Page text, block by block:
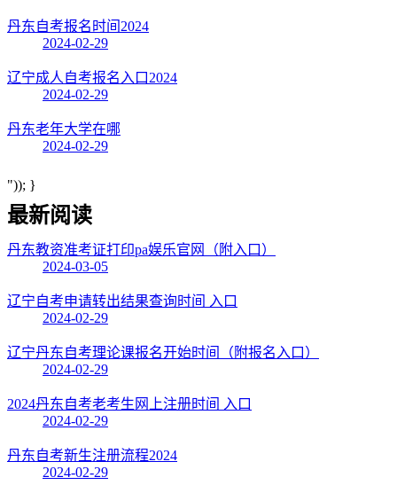
丹东自考报名时间2024
2024-02-29
辽宁成人自考报名入口2024
2024-02-29
丹东老年大学在哪
2024-02-29
")); }
最新阅读
丹东教资准考证打印pa娱乐官网（附入口）
2024-03-05
辽宁自考申请转出结果查询时间 入口
2024-02-29
辽宁丹东自考理论课报名开始时间（附报名入口）
2024-02-29
2024丹东自考老考生网上注册时间 入口
2024-02-29
丹东自考新生注册流程2024
2024-02-29